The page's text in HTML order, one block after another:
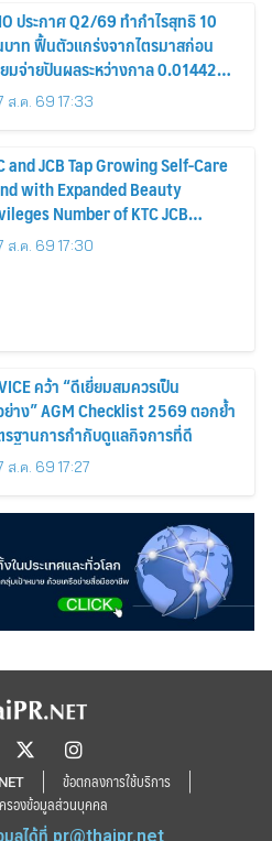
ประกาศ Q2/69 ทำกำไรสุทธิ 10
าท ฟื้นตัวแกร่งจากไตรมาสก่อน
มจ่ายปันผลระหว่างกาล 0.014423
อหุ้น ครึ่งปีหลังมุ่งเติบโตต่อเนื่อง
ส.ค. 69 17:33
and JCB Tap Growing Self-Care
with Expanded Beauty
Number of KTC JCB
Spending on
Rises 26%
ส.ค. 69 17:30
คว้า “ดีเยี่ยมสมควรเป็น
าง” AGM Checklist 2569 ตอกย้ำ
ฐานการกำกับดูแลกิจการที่ดี
ส.ค. 69 17:27
ข้อตกลงการใช้บริการ
รองข้อมูลส่วนบุคคล
ลได้ที่ pr@thaipr.net